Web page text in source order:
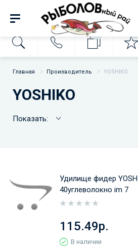
Главная Производитель YOSHIKO
YOSHIKO
Показать:
Удилище фидер
40углеволокно im 7
115.49р.
В наличии